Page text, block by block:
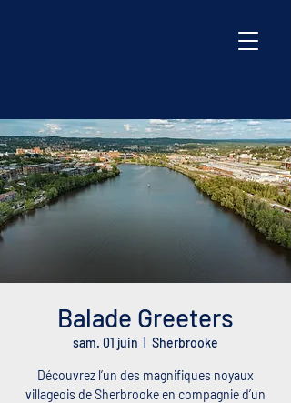
Balade Greeters
sam. 01 juin Sherbrooke
Découvrez l’un des magnifiques noyaux
villageois de Sherbrooke en compagnie d’un